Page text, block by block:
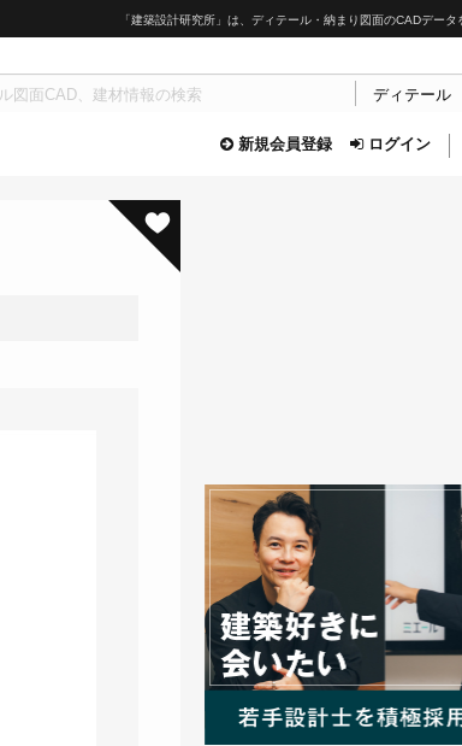
「建築設計研究所」は、ディテール・納まり図面のCADデータ
ディテール
新規会員登録 ログイン